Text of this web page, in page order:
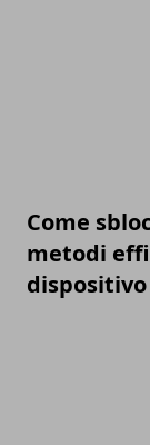
Come
metodi
dispositivo